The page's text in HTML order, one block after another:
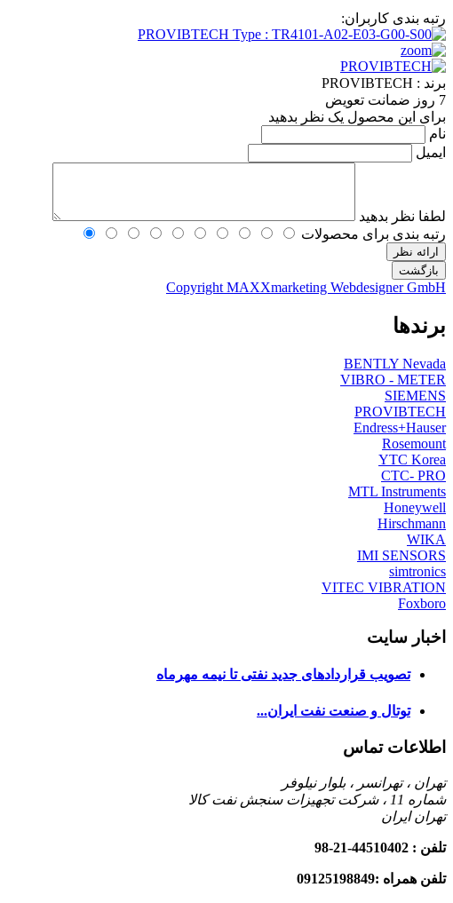
رتبه بندی کاربران:
برند : PROVIBTECH
7 روز ضمانت تعویض
برای این محصول یک نظر بدهید
نام
ایمیل
لطفا نظر بدهید
رتبه بندی برای محصولات
Copyright MAXXmarketing Webdesigner GmbH
برندها
BENTLY Nevada
VIBRO - METER
SIEMENS
PROVIBTECH
Endress+Hauser
Rosemount
YTC Korea
CTC- PRO
MTL Instruments
Honeywell
Hirschmann
WIKA
IMI SENSORS
simtronics
VITEC VIBRATION
Foxboro
اخبار سایت
تصویب قراردادهای جدید نفتی تا نیمه مهرماه
توتال و صنعت نفت ایران...
اطلاعات تماس
تهران ، تهرانسر ، بلوار نیلوفر
شماره 11 ، شرکت تجهیزات سنجش نفت کالا
تهرانایران
تلفن : 44510402-21-98
تلفن همراه :09125198849